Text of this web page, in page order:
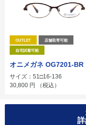
OUTLET 店舗取寄可能
自宅試着可能
オニメガネ OG7201-BR
サイズ：51□16-136
30,800 円 （税込）